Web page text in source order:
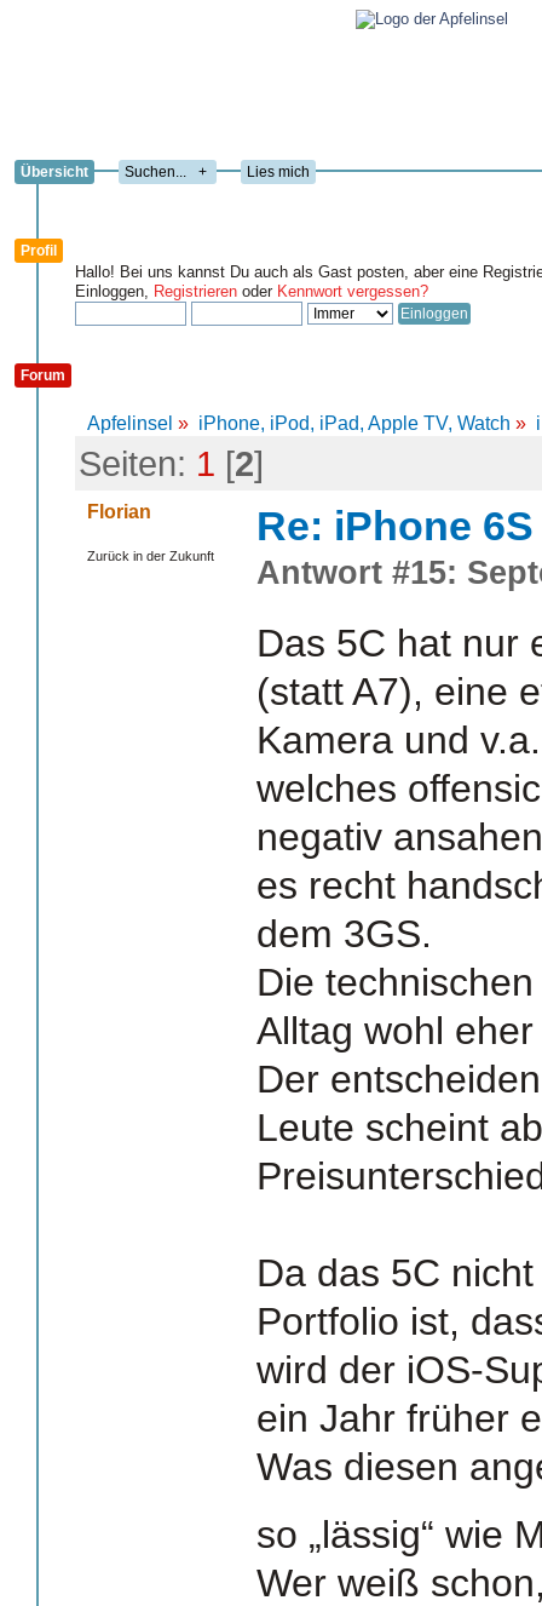
Übersicht + Lies mich
Profil
Hallo! Bei uns kannst Du auch als Gast posten, aber eine
Einloggen, Registrieren oder Kennwort vergessen?
Forum
Apfelinsel » iPhone, iPod, iPad, Apple TV, Watch »
Seiten: 1 [2]
Florian
Zurück in der Zukunft
Re: iPhone
Antwort #15:
Das 5C hat nur
(statt A7), eine
Kamera und
welches
negativ
es recht
dem 3GS.
Die
Alltag wohl
Der
Leute scheint
Da das 5C
Portfolio ist,
wird der iOS-
ein Jahr früher
Was diesen
so „lässig“ wie
Wer weiß